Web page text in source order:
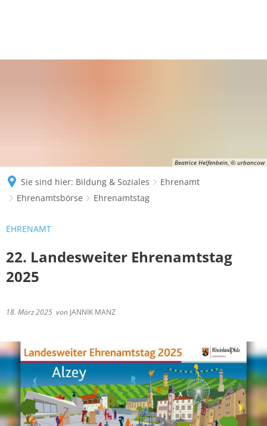
Beatrice Helfenbein, © urbancow
Sie sind hier: Bildung & Soziales
Ehrenamt
Ehrenamtsbörse
Ehrenamtstag
EHRENAMT
22. Landesweiter Ehrenamtstag
2025
18. März 2025 von JANNIK MANZ